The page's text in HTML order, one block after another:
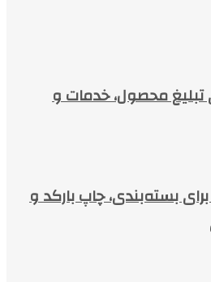
محصول، خدمات و
بسته‌بندی، چاپ بارکد و